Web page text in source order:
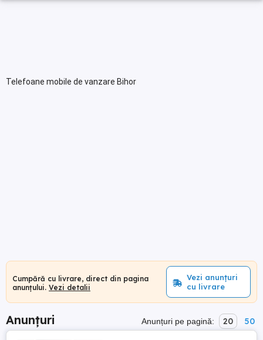
Telefoane mobile de vanzare Bihor
Cumpără cu livrare, direct din pagina
anunțului. Vezi detalii
Vezi anunțuri
cu livrare
Anunțuri Anunțuri pe pagină: 20 50